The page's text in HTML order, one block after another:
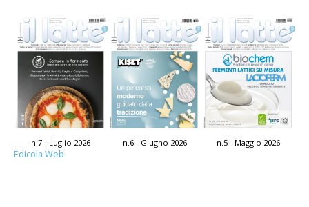
n.7 - Luglio 2026 n.6 - Giugno 2026 n.5 - Maggio 2026
Edicola Web